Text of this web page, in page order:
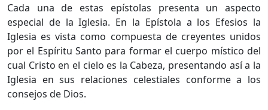
Cada una de estas epístolas presenta un aspecto
especial de la Iglesia. En la Epístola a los Efesios la
Iglesia es vista como compuesta de creyentes unidos
por el Espíritu Santo para formar el cuerpo místico del
cual Cristo en el cielo es la Cabeza, presentando así a la
Iglesia en sus relaciones celestiales conforme a los
consejos de Dios.